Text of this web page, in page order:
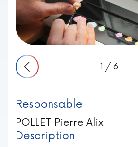
1 / 6
Responsable
POLLET Pierre Alix
Description